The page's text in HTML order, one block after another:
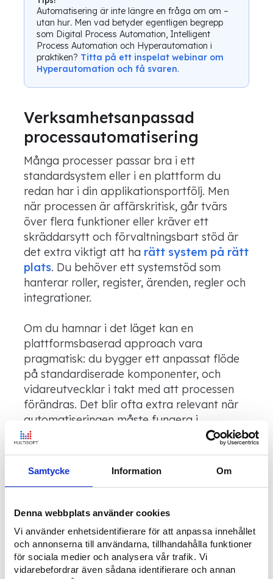
Samtycke Information Om
Denna webbplats använder cookies
Vi använder enhetsidentifierare för att anpassa innehållet
och annonserna till användarna, tillhandahålla funktioner
för sociala medier och analysera vår trafik. Vi
vidarebefordrar även sådana identifierare och annan
Automatisering är inte längre en fråga om om –
utan hur. Men vad betyder egentligen begrepp
som Digital Process Automation, Intelligent
Process Automation och Hyperautomation i
praktiken? Titta på ett inspelat webinar om
Hyperautomation och få svaren.
Verksamhetsanpassad
processautomatisering
Många processer passar bra i ett
standardsystem eller i en plattform du
redan har i din applikationsportfölj. Men
när processen är affärskritisk, går tvärs
över flera funktioner eller kräver ett
skräddarsytt och förvaltningsbart stöd är
det extra viktigt att ha rätt system på rätt
plats. Du behöver ett systemstöd som
hanterar roller, register, ärenden, regler och
integrationer.
Om du hamnar i det läget kan en
plattformsbaserad approach vara
pragmatisk: du bygger ett anpassat flöde
på standardiserade komponenter, och
vidareutvecklar i takt med att processen
förändras. Det blir ofta extra relevant när
automatiseringen måste fungera i
komplexa IT-miljöer
där integrationer och
gränssnittet.
processautomationslösningar genom
code-plattformenSoftadmin®, med fokus
på flexibilitet och skalbarhet och kan även
komplettera medAI-funktionalitet
integrationsplattformsom samlar och